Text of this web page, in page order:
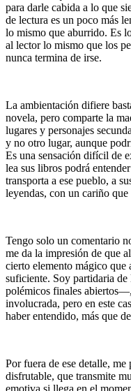
para darle cabida a lo que
de lectura es un poco más
lo mismo que aburrido. Es
al lector lo mismo que los
nunca termina de irse.
La ambientación difiere
novela, pero comparte la
lugares y personajes
y no otro lugar, aunque
Es una sensación difícil de
lea sus libros podrá
transporta a ese pueblo, a
leyendas, con un cariño
Tengo solo un comentario
me da la impresión de que
cierto elemento mágico que
suficiente. Soy partidaria
polémicos finales
involucrada, pero en este
haber entendido, más que
Por fuera de ese detalle,
disfrutable, que transmite
emotiva si llega en el